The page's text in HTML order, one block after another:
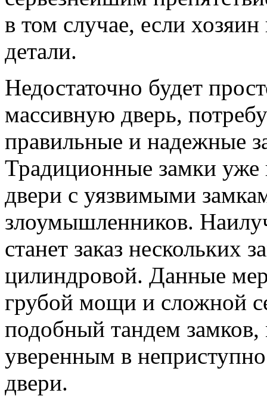
в том случае, если
детали.
Недостаточно будет
массивную дверь,
правильные и надежные
Традиционные замки
двери с уязвимыми
злоумышленников.
станет заказ нескольких
цилиндровой. Данные
грубой мощи и сложной
подобный тандем
уверенным в
двери.